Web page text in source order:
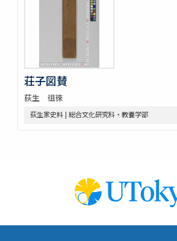
荘子図賛
荻生 徂徠
荻生家史料 | 総合文化研究科・教養学部